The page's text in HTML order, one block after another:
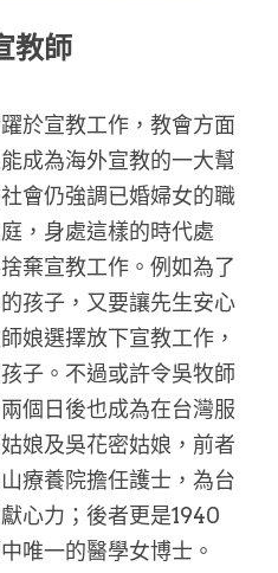
教師
於宣教工作，教會方面
成為海外宣教的一大幫
會仍強調已婚婦女的職
，身處這樣的時代處
棄宣教工作。例如為了
孩子，又要讓先生安心
娘選擇放下宣教工作，
子。不過或許令吳牧師
個日後也成為在台灣服
娘及吳花密姑娘，前者
療養院擔任護士，為台
心力；後者更是1940
唯一的醫學女博士。